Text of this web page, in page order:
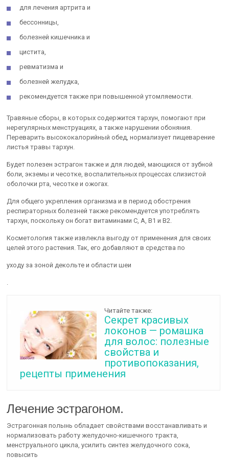
для лечения артрита и
бессонницы,
болезней кишечника и
цистита,
ревматизма и
болезней желудка,
рекомендуется также при повышенной утомляемости.
Травяные сборы, в которых содержится тархун, помогают при
нерегулярных менструациях, а также нарушении обоняния.
Переварить высококалорийный обед, нормализует пищеварение
листья травы тархун.
Будет полезен эстрагон также и для людей, мающихся от зубной
боли, экземы и чесотке, воспалительных процессах слизистой
оболочки рта, чесотке и ожогах.
Для общего укрепления организма и в период обострения
респираторных болезней также рекомендуется употреблять
тархун, поскольку он богат витаминами С, А, В1 и В2.
Косметология также извлекла выгоду от применения для своих
целей этого растения. Так, его добавляют в средства по
уходу за зоной декольте и области шеи
Читайте также:
Секрет красивых
локонов — ромашка
для волос: полезные
свойства и
противопоказания,
рецепты применения
Лечение эстрагоном.
Эстрагонная полынь обладает свойствами восстанавливать и
нормализовать работу желудочно-кишечного тракта,
менструального цикла, усилить синтез желудочного сока,
повысить